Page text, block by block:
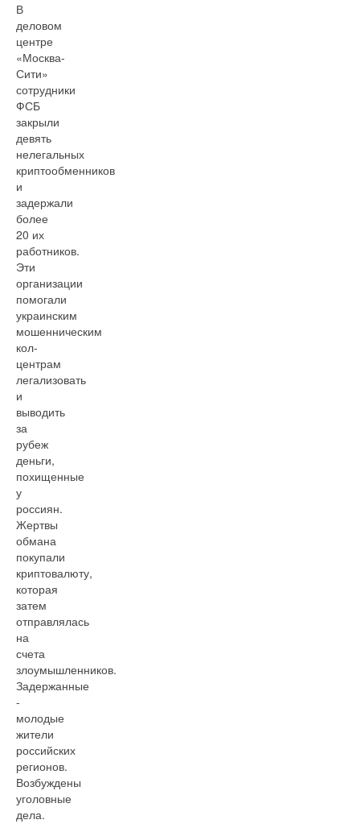
В
деловом
центре
«Москва-
Сити»
сотрудники
ФСБ
закрыли
девять
нелегальных
криптообменников
и
задержали
более
20 их
работников.
Эти
организации
помогали
украинским
мошенническим
кол-
центрам
легализовать
и
выводить
за
рубеж
деньги,
похищенные
у
россиян.
Жертвы
обмана
покупали
криптовалюту,
которая
затем
отправлялась
на
счета
злоумышленников.
Задержанные
-
молодые
жители
российских
регионов.
Возбуждены
уголовные
дела.